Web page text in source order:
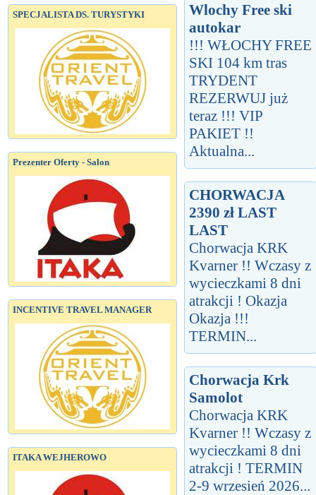
SPECJALISTA DS. TURYSTYKI
Prezenter Oferty - Salon
INCENTIVE TRAVEL MANAGER
ITAKA WEJHEROWO
Wlochy Free ski
autokar
!!! WŁOCHY FREE
SKI 104 km tras
TRYDENT
REZERWUJ już
teraz !!! VIP
PAKIET !!
Aktualna...
CHORWACJA
2390 zł LAST
LAST
Chorwacja KRK
Kvarner !! Wczasy z
wycieczkami 8 dni
atrakcji ! Okazja
Okazja !!!
TERMIN...
Chorwacja Krk
Samolot
Chorwacja KRK
Kvarner !! Wczasy z
wycieczkami 8 dni
atrakcji ! TERMIN
2-9 wrzesień 2026...